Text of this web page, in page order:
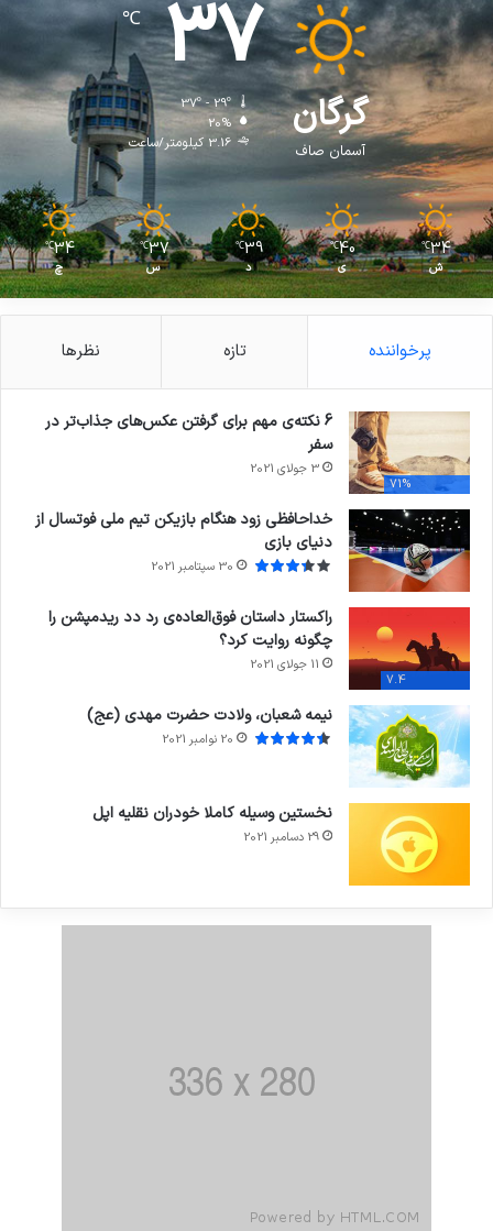
گرگان
آسمان صاف
37
℃
37º - 29º
20%
3.16 کیلومتر/ساعت
34
℃
ش
40
℃
ی
39
℃
د
37
℃
س
34
℃
چ
پرخواننده تازه نظرها
71%
6 نکته‌ی مهم برای گرفتن عکس‌های جذاب‌تر در
سفر
3 جولای 2021
خداحافظی زود هنگام بازیکن تیم ملی فوتسال از
دنیای بازی
30 سپتامبر 2021
7.4
راکستار داستان فوق‌العاده‌ی رد دد ریدمپشن را
چگونه روایت کرد؟
11 جولای 2021
نیمه شعبان، ولادت حضرت مهدی (عج)
20 نوامبر 2021
نخستین وسیله کاملا خودران نقلیه اپل
29 دسامبر 2021